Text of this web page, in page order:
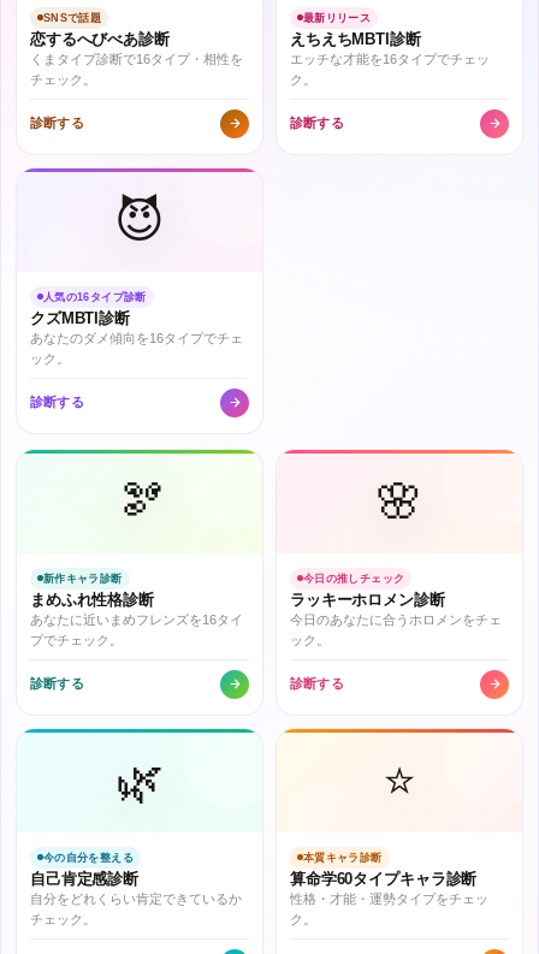
SNSで話題
恋するへびべあ診断
くまタイプ診断で16タイプ・相性を
チェック。
診断する
最新リリース
えちえちMBTI診断
エッチな才能を16タイプでチェッ
ク。
診断する
😈
人気の16タイプ診断
クズMBTI診断
あなたのダメ傾向を16タイプでチェ
ック。
診断する
🫘
新作キャラ診断
まめふれ性格診断
あなたに近いまめフレンズを16タイ
プでチェック。
診断する
🌸
今日の推しチェック
ラッキーホロメン診断
今日のあなたに合うホロメンをチェ
ック。
診断する
🌿
今の自分を整える
自己肯定感診断
自分をどれくらい肯定できているか
チェック。
⭐
本質キャラ診断
算命学60タイプキャラ診断
性格・才能・運勢タイプをチェッ
ク。